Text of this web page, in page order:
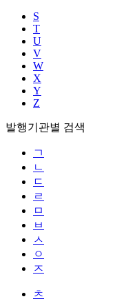
S
T
U
V
W
X
Y
Z
발행기관별 검색
ㄱ
ㄴ
ㄷ
ㄹ
ㅁ
ㅂ
ㅅ
ㅇ
ㅈ
ㅊ